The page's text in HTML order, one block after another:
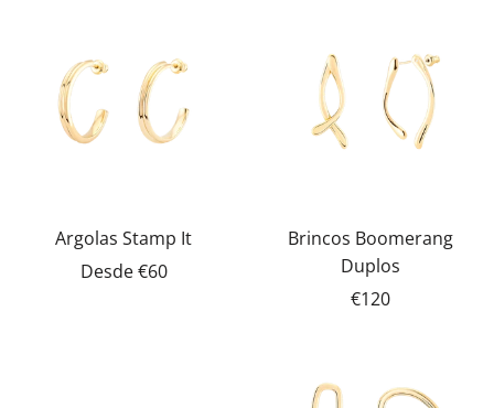
Argolas Stamp It
Desde€60
Brincos Boomerang
Duplos
€120